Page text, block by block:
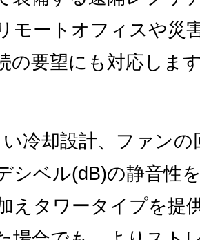
モートオフィスや災
の要望にも対応しま
冷却設計、ファン
シベル(dB)の静音性
えタワータイプを提